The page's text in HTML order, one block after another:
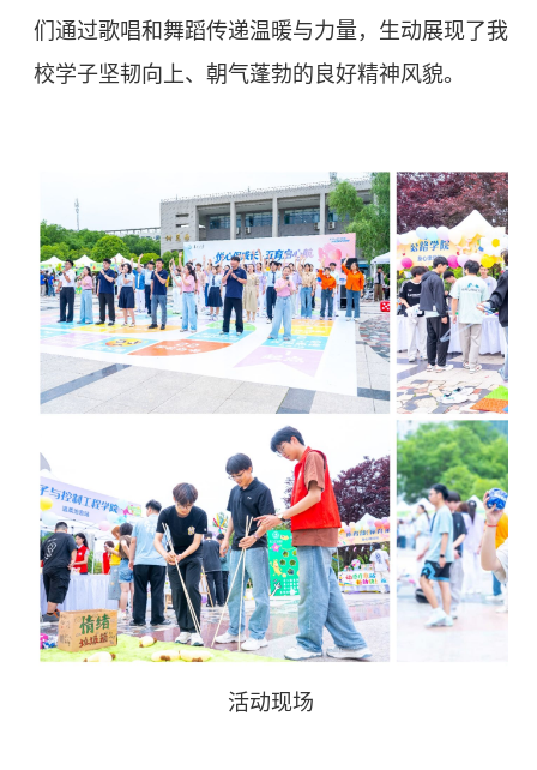
们通过歌唱和舞蹈传递温暖与力量，生动展现了我
校学子坚韧向上、朝气蓬勃的良好精神风貌。
活动现场